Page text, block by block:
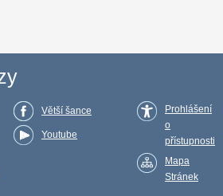
Větší šance
Youtube
Prohlášení
o
přístupnosti
Mapa
Stránek